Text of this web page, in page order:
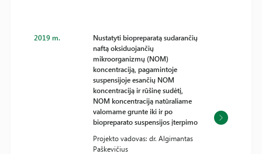
2019 m.
Nustatyti biopreparatą sudarančių
naftą oksiduojančių
mikroorganizmų (NOM)
koncentraciją, pagamintoje
suspensijoje esančių NOM
koncentraciją ir rūšinę sudėtį,
NOM koncentraciją natūraliame
valomame grunte iki ir po
biopreparato suspensijos įterpimo
Projekto vadovas: dr. Algimantas
Paškevičius